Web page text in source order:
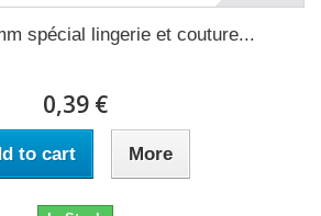
spécial lingerie et couture...
0,39 €
to cart More